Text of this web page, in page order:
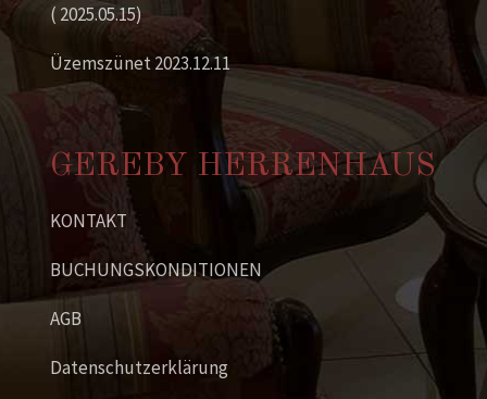
( 2025.05.15)
Üzemszünet 2023.12.11
GEREBY HERRENHAUS
KONTAKT
BUCHUNGSKONDITIONEN
AGB
Datenschutzerklärung